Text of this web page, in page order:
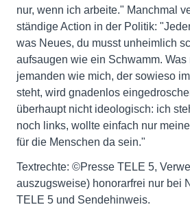
nur, wenn ich arbeite." Manchmal
ständige Action in der Politik:
was Neues, du musst unheimlich
aufsaugen wie ein Schwamm. Was
jemanden wie mich, der sowieso
steht, wird gnadenlos
überhaupt nicht ideologisch: ich
noch links, wollte einfach nur
für die Menschen da sein."
Textrechte: ©Presse TELE 5,
auszugsweise) honorarfrei nur bei
TELE 5 und Sendehinweis.